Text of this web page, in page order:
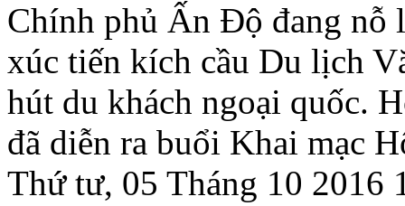
Chính phủ Ấn Độ đang nỗ
xúc tiến kích cầu Du lịch
hút du khách ngoại quốc.
đã diễn ra buổi Khai mạc
Thứ tư, 05 Tháng 10 2016